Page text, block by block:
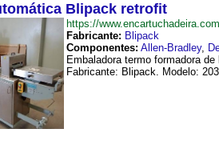
Blipack retrofit
https://
Fabricante: Blipack
Componentes: Allen-Bradley,
Embaladora termo formadora
Fabricante: Blipack. Modelo: